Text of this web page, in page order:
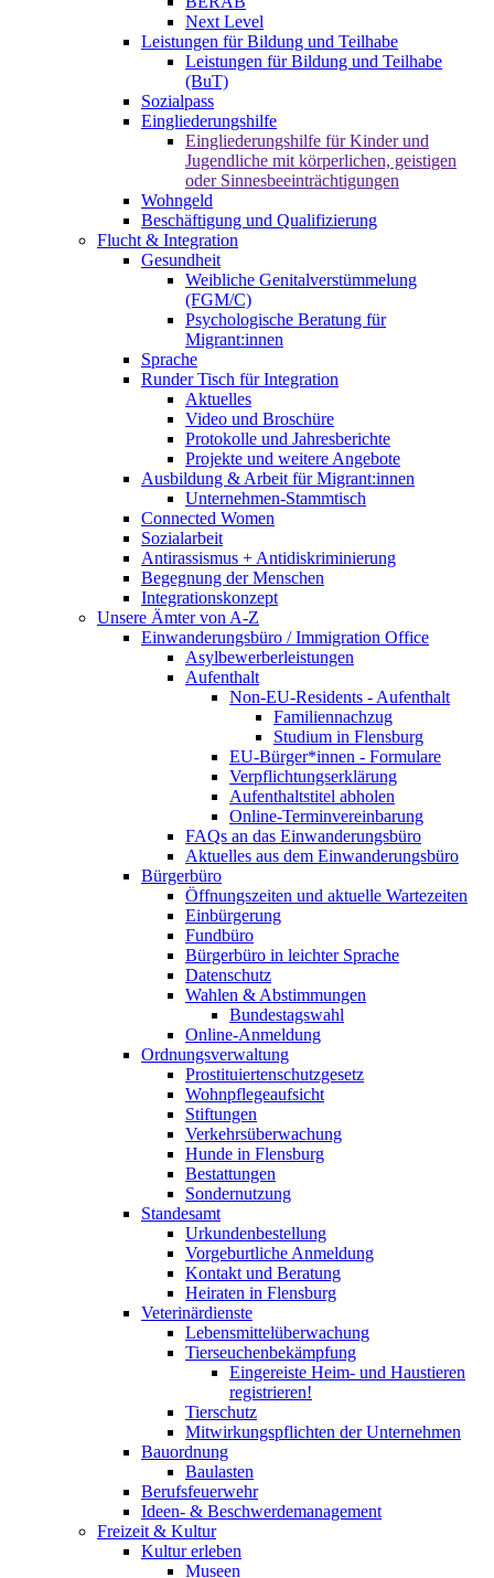
Next Level
Leistungen für Bildung und Teilhabe
Leistungen für Bildung und Teilhabe
(BuT)
Sozialpass
Eingliederungshilfe
Eingliederungshilfe für Kinder und
Jugendliche mit körperlichen, geistigen
oder Sinnesbeeinträchtigungen
Wohngeld
Beschäftigung und Qualifizierung
Flucht & Integration
Gesundheit
Weibliche Genitalverstümmelung
(FGM/C)
Psychologische Beratung für
Migrant:innen
Sprache
Runder Tisch für Integration
Aktuelles
Video und Broschüre
Protokolle und Jahresberichte
Projekte und weitere Angebote
Ausbildung & Arbeit für Migrant:innen
Unternehmen-Stammtisch
Connected Women
Sozialarbeit
Antirassismus + Antidiskriminierung
Begegnung der Menschen
Integrationskonzept
Unsere Ämter von A-Z
Einwanderungsbüro / Immigration Office
Asylbewerberleistungen
Aufenthalt
Non-EU-Residents - Aufenthalt
Familiennachzug
Studium in Flensburg
EU-Bürger*innen - Formulare
Verpflichtungserklärung
Aufenthaltstitel abholen
Online-Terminvereinbarung
FAQs an das Einwanderungsbüro
Aktuelles aus dem Einwanderungsbüro
Bürgerbüro
Öffnungszeiten und aktuelle Wartezeiten
Einbürgerung
Fundbüro
Bürgerbüro in leichter Sprache
Datenschutz
Wahlen & Abstimmungen
Bundestagswahl
Online-Anmeldung
Ordnungsverwaltung
Prostituiertenschutzgesetz
Wohnpflegeaufsicht
Stiftungen
Verkehrsüberwachung
Hunde in Flensburg
Bestattungen
Sondernutzung
Standesamt
Urkundenbestellung
Vorgeburtliche Anmeldung
Kontakt und Beratung
Heiraten in Flensburg
Veterinärdienste
Lebensmittelüberwachung
Tierseuchenbekämpfung
Eingereiste Heim- und Haustieren
registrieren!
Tierschutz
Mitwirkungspflichten der Unternehmen
Bauordnung
Baulasten
Berufsfeuerwehr
Ideen- & Beschwerdemanagement
Freizeit & Kultur
Kultur erleben
Museen